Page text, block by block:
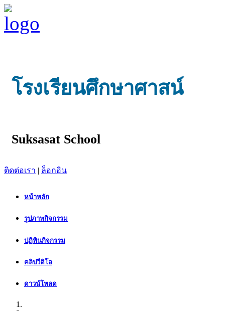
โรงเรียนศึกษาศาสน์
Suksasat School
ติดต่อเรา | ล็อกอิน
หน้าหลัก
รูปภาพกิจกรรม
ปฏิทินกิจกรรม
คลิปวีดิโอ
ดาวน์โหลด